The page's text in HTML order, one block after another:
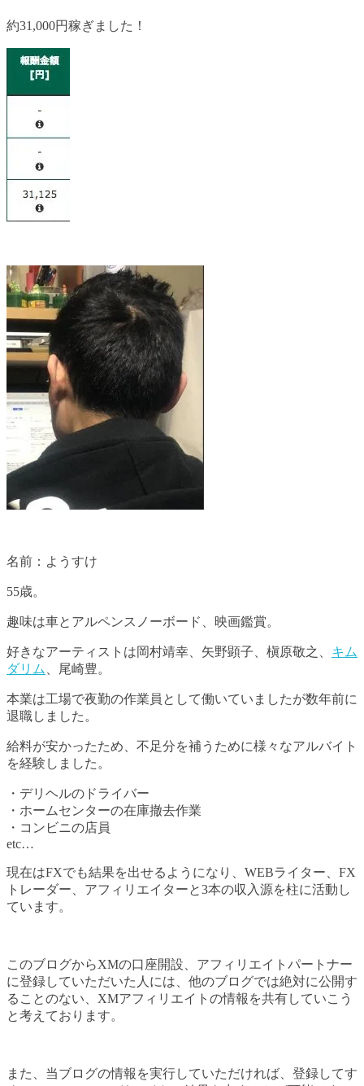
約31,000円稼ぎました！
名前：ようすけ
55歳。
趣味は車とアルペンスノーボード、映画鑑賞。
好きなアーティストは岡村靖幸、矢野顕子、槇原敬之、 キム
ダリム
、尾崎豊。
本業は工場で夜勤の作業員として働いていましたが数年前に
退職しました。
給料が安かったため、不足分を補うために様々なアルバイト
を経験しました。
・デリヘルのドライバー
・ホームセンターの在庫撤去作業
・コンビニの店員
etc…
現在はFXでも結果を出せるようになり、WEBライター、FX
トレーダー、アフィリエイターと3本の収入源を柱に活動し
ています。
このブログからXMの口座開設、アフィリエイトパートナー
に登録していただいた人には、他のブログでは絶対に公開す
ることのない、XMアフィリエイトの情報を共有していこう
と考えております。
また、当ブログの情報を実行していただければ、登録してす